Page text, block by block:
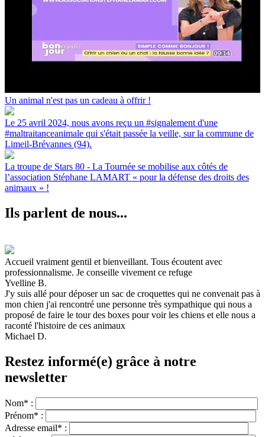
Un animal n'est pas un cadeau à offrir !
Le 25 avril 2024, nous avons reçu un #signalement d'une
#maltraitanceanimale qui s'était passée la veille, sur la commune de
Limeil-Brévannes (94).
La troupe de Stars 80 - La Tournée se mobilise aux côtés de
l’association Stéphane LAMART « pour la défense des droits des
animaux » !
Ils parlent de nous...
Accueil vraiment gentil et bienveillant. Tous écoutent avec
professionnalisme. Je conseille vivement ce refuge
Yvelline B.
J'y suis allé pour déposer un sac de croquettes qui ne convenait pas à
mon chien j'ai rencontré une personne très sympathique qui nous a
proposé de faire le tour des boxes pour voir les chiens et elle nous a
raconté l'histoire de ces animaux
Michael D.
Restez informé(e) grâce à notre
newsletter
Nom* :
Prénom* :
Adresse email* :